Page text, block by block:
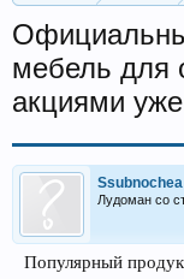
Прогнозы на
мебель для
акциями
Ssubnochea
Лудоман со
Популярный